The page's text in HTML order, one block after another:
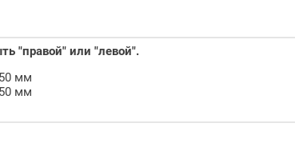
"правой" или "левой".
мм
мм